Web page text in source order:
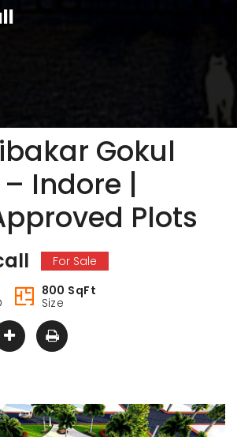
Gokul
Indore |
Plots
For Sale
800 SqFt
Size